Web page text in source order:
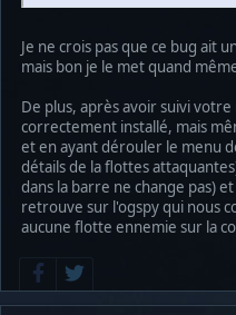
Je ne crois pas que ce bug ait
mais bon je le met quand
De plus, après avoir suivi
correctement installé, mais
et en ayant dérouler le menu
détails de la flottes
dans la barre ne change pas)
retrouve sur l'ogspy qui nous
aucune flotte ennemie sur la